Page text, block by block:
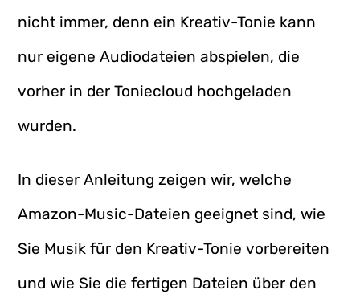
nicht immer, denn ein Kreativ-Tonie kann
nur eigene Audiodateien abspielen, die
vorher in der Toniecloud hochgeladen
wurden.
In dieser Anleitung zeigen wir, welche
Amazon-Music-Dateien geeignet sind, wie
Sie Musik für den Kreativ-Tonie vorbereiten
und wie Sie die fertigen Dateien über den